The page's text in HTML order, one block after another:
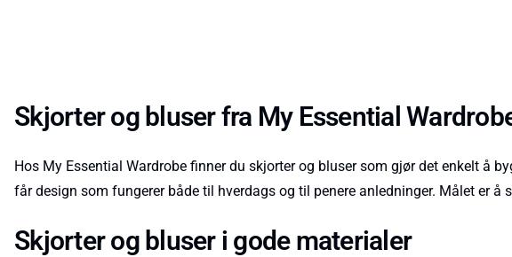
Skjorter og bluser fra My Essential
Hos My Essential Wardrobe finner du skjorter og bluser som gjør det enkelt å
får design som fungerer både til hverdags og til penere anledninger. Målet er
Skjorter og bluser i gode materialer